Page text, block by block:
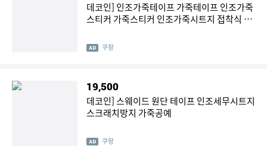
데코인] 인조가죽테이프 가죽테이프 인조가죽
스티커 가죽스티커 인조가죽시트지 접착식 인
쿠팡
19,500
데코인] 스웨이드 원단 테이프 인조세무시트지
스크래치방지 가죽공예
쿠팡